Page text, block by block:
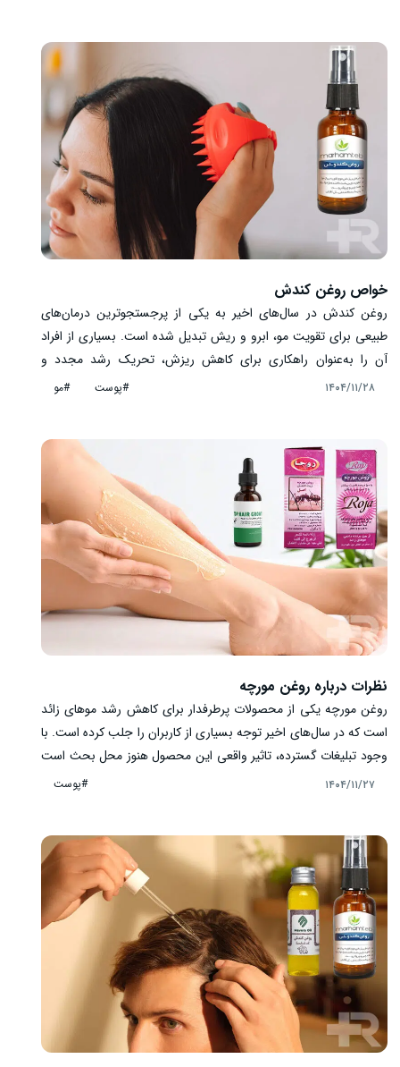
بررسی می‌کنیم.
خواص روغن کندش
روغن کندش در سال‌های اخیر به یکی از پرجستجوترین درمان‌های
طبیعی برای تقویت مو، ابرو و ریش تبدیل شده است. بسیاری از افراد
آن را به‌عنوان راهکاری برای کاهش ریزش، تحریک رشد مجدد و
افزایش ضخامت مو می‌شناسند. اما آیا خواص روغن کندش واقعاً علمی
عوارض و نکات مهم استفاده از این روغن گیاهی را بررسی می‌کنیم تا
بتوانید آگاهانه تصمیم بگیرید.
۱۴۰۴/۱۱/۲۸ #پوست #مو
نظرات درباره روغن مورچه
روغن مورچه یکی از محصولات پرطرفدار برای کاهش رشد موهای زائد
است که در سال‌های اخیر توجه بسیاری از کاربران را جلب کرده است. با
وجود تبلیغات گسترده، تاثیر واقعی این محصول هنوز محل بحث است
و تجربه مصرف‌کنندگان متفاوت گزارش شده است. در این مقاله، نظرات
خوانندگان بتوانند تصمیمی آگاهانه برای استفاده از آن بگیرند.
۱۴۰۴/۱۱/۲۷ #پوست